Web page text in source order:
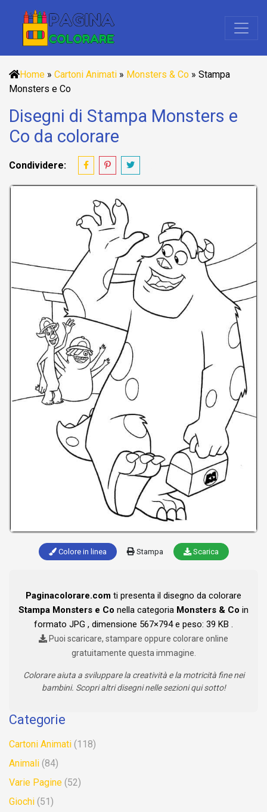
Home » Cartoni Animati » Monsters & Co » Stampa
Monsters e Co
Disegni di Stampa Monsters e
Co da colorare
Condividere:
Colore in linea Stampa Scarica
Paginacolorare.com ti presenta il disegno da colorare
Stampa Monsters e Co nella categoria Monsters & Co in
formato JPG , dimensione 567×794 e peso: 39 KB .
Puoi scaricare, stampare oppure colorare online
gratuitamente questa immagine.
Colorare aiuta a sviluppare la creatività e la motricità fine nei
bambini. Scopri altri disegni nelle sezioni qui sotto!
Categorie
Cartoni Animati (118)
Animali (84)
Varie Pagine (52)
Giochi (51)